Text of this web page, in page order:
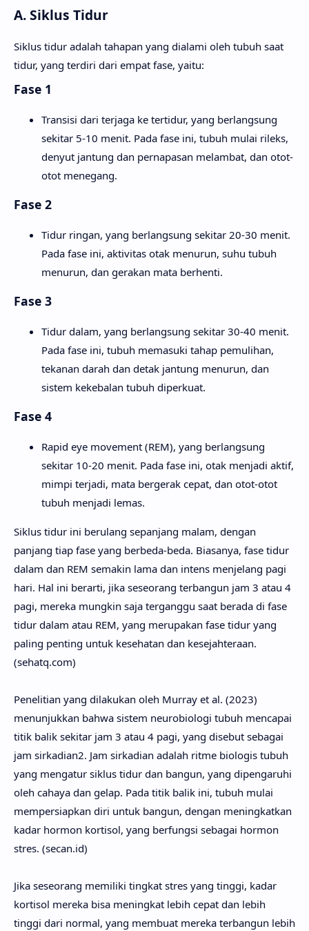
A. Siklus Tidur
Siklus tidur adalah tahapan yang dialami oleh tubuh saat
tidur, yang terdiri dari empat fase, yaitu:
Fase 1
Transisi dari terjaga ke tertidur, yang berlangsung
sekitar 5-10 menit. Pada fase ini, tubuh mulai rileks,
denyut jantung dan pernapasan melambat, dan otot-
otot menegang.
Fase 2
Tidur ringan, yang berlangsung sekitar 20-30 menit.
Pada fase ini, aktivitas otak menurun, suhu tubuh
menurun, dan gerakan mata berhenti.
Fase 3
Tidur dalam, yang berlangsung sekitar 30-40 menit.
Pada fase ini, tubuh memasuki tahap pemulihan,
tekanan darah dan detak jantung menurun, dan
sistem kekebalan tubuh diperkuat.
Fase 4
Rapid eye movement (REM), yang berlangsung
sekitar 10-20 menit. Pada fase ini, otak menjadi aktif,
mimpi terjadi, mata bergerak cepat, dan otot-otot
tubuh menjadi lemas.
Siklus tidur ini berulang sepanjang malam, dengan
panjang tiap fase yang berbeda-beda. Biasanya, fase tidur
dalam dan REM semakin lama dan intens menjelang pagi
hari. Hal ini berarti, jika seseorang terbangun jam 3 atau 4
pagi, mereka mungkin saja terganggu saat berada di fase
tidur dalam atau REM, yang merupakan fase tidur yang
paling penting untuk kesehatan dan kesejahteraan.
(sehatq.com)
Penelitian yang dilakukan oleh Murray et al. (2023)
menunjukkan bahwa sistem neurobiologi tubuh mencapai
titik balik sekitar jam 3 atau 4 pagi, yang disebut sebagai
jam sirkadian2. Jam sirkadian adalah ritme biologis tubuh
yang mengatur siklus tidur dan bangun, yang dipengaruhi
oleh cahaya dan gelap. Pada titik balik ini, tubuh mulai
mempersiapkan diri untuk bangun, dengan meningkatkan
kadar hormon kortisol, yang berfungsi sebagai hormon
stres. (secan.id)
Jika seseorang memiliki tingkat stres yang tinggi, kadar
kortisol mereka bisa meningkat lebih cepat dan lebih
tinggi dari normal, yang membuat mereka terbangun lebih